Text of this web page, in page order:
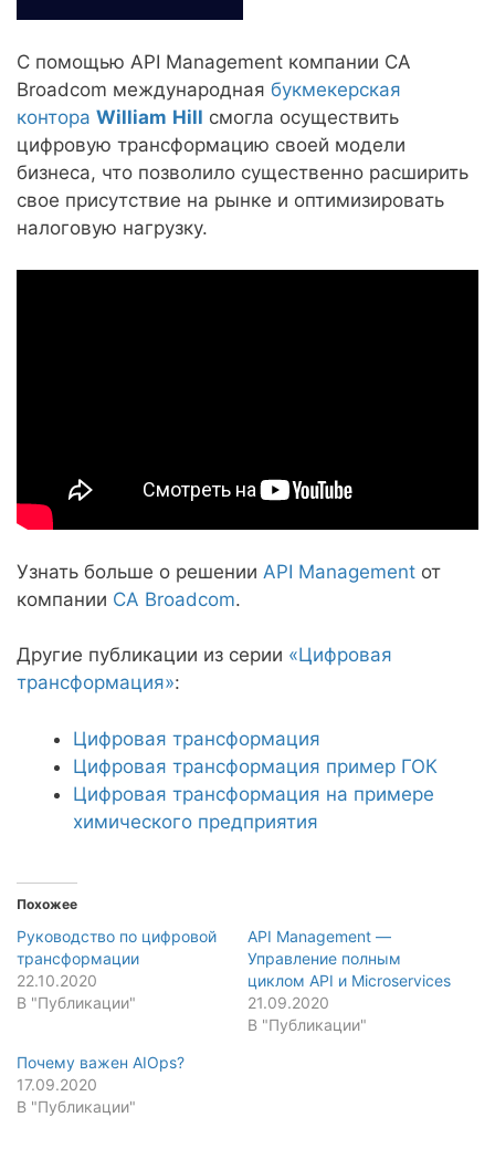
С помощью API Management компании CA
Broadcom международная букмекерская
контора William Hill смогла осуществить
цифровую трансформацию своей модели
бизнеса, что позволило существенно расширить
свое присутствие на рынке и оптимизировать
налоговую нагрузку.
Узнать больше о решении API Management от
компании CA Broadcom.
Другие публикации из серии «Цифровая
трансформация»:
Цифровая трансформация
Цифровая трансформация пример ГОК
Цифровая трансформация на примере
химического предприятия
Похожее
Руководство по цифровой
трансформации
22.10.2020
В "Публикации"
API Management —
Управление полным
циклом API и Microservices
21.09.2020
В "Публикации"
Почему важен AIOps?
17.09.2020
В "Публикации"